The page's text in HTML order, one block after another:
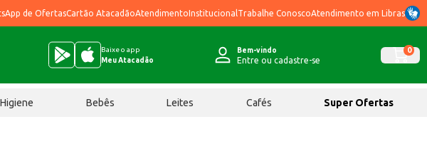
de OfertasCartão AtacadãoAtendimentoInstitucional Trabalhe ConoscoAtendimento em Libras
Baixe o app
Meu Atacadão
Bem-vindo
Entre ou cadastre-se
0
Higiene Bebês Leites Cafés Super Ofertas